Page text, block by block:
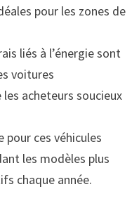
pour les zones de
liés à l’énergie sont
voitures
acheteurs soucieux
pour ces véhicules
les modèles plus
chaque année.